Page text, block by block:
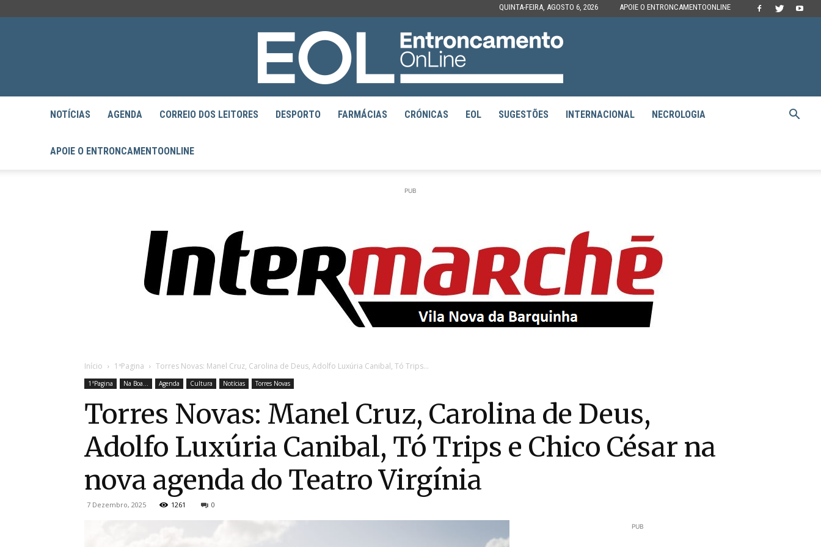
QUINTA-FEIRA, AGOSTO 6, 2026 APOIE O ENTRONCAMENTOONLINE
EntroncamentoOnline
NOTÍCIAS AGENDA CORREIO DOS LEITORES DESPORTO FARMÁCIAS CRÓNICAS EOL SUGESTÕES INTERNACIONAL NECROLOGIA
APOIE O ENTRONCAMENTOONLINE
PUB
Início 1ªPagina Torres Novas: Manel Cruz, Carolina de Deus, Adolfo Luxúria Canibal, Tó Trips...
1ªPagina Na Boa... Agenda Cultura Notícias Torres Novas
Torres Novas: Manel Cruz, Carolina de Deus,
Adolfo Luxúria Canibal, Tó Trips e Chico César na
nova agenda do Teatro Virgínia
7 Dezembro, 2025 1261 0
PUB